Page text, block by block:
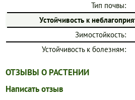
Тип почвы:
Устойчивость к
Зимостойкость:
Устойчивость к болезням:
ОТЗЫВЫ О РАСТЕНИИ
Написать отзыв